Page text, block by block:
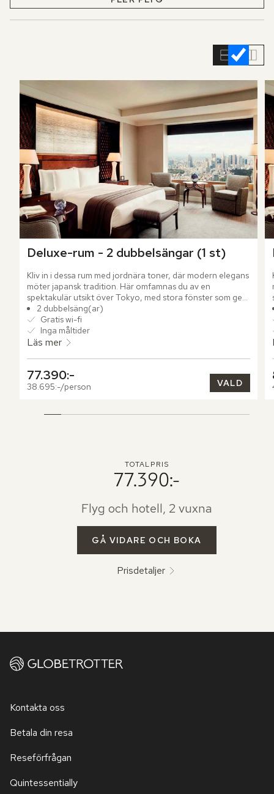
Deluxe-rum - 2 dubbelsängar (1 st)
Kliv in i dessa rum med jordnära toner, där modern elegans
möter japansk tradition. Här omfamnas du av en
spektakulär utsikt över Tokyo, med stora fönster som ger
rummet ett luftigt och öppet intryck.
2 dubbelsäng(ar)
Gratis wi-fi
Inga måltider
Läs mer
77.390:-
38.695:-/person VALD
TOTALPRIS
77.390:-
Flyg och hotell, 2 vuxna
GÅ VIDARE OCH BOKA
Prisdetaljer
Kontakta oss
Betala din resa
Reseförfrågan
Quintessentially